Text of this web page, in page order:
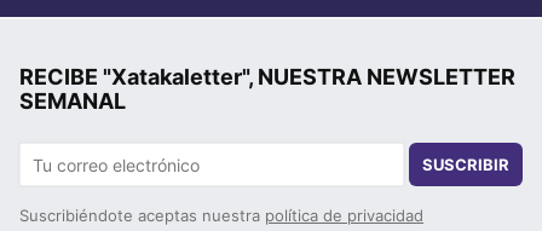
RECIBE "Xatakaletter", NUESTRA NEWSLETTER
SEMANAL
SUSCRIBIR
Suscribiéndote aceptas nuestra política de privacidad